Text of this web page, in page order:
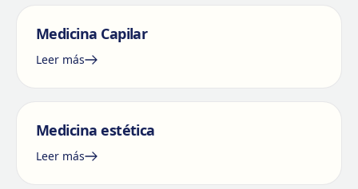
Medicina Capilar
Leer más
Medicina estética
Leer más